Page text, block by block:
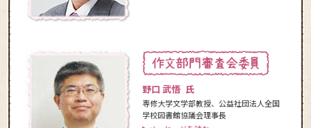
野口 武悟 氏
専修大学文学部教授、公益社団法人全国
学校図書館協議会理事長